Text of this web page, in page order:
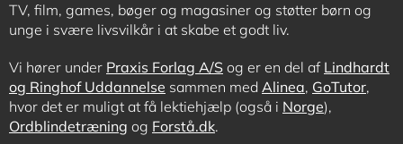
TV, film, games, bøger og magasiner og støtter børn og
unge i svære livsvilkår i at skabe et godt liv.
Vi hører under Praxis Forlag A/S og er en del af Lindhardt
og Ringhof Uddannelse sammen med Alinea, GoTutor,
hvor det er muligt at få lektiehjælp (også i Norge),
Ordblindetræning og Forstå.dk.